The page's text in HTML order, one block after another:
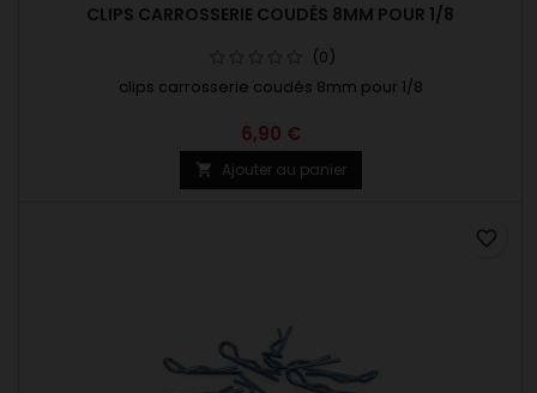
CLIPS CARROSSERIE COUDÉS 8MM POUR 1/8
(0)
clips carrosserie coudés 8mm pour 1/8
6,90 €
 Ajouter au panier
favorite_border